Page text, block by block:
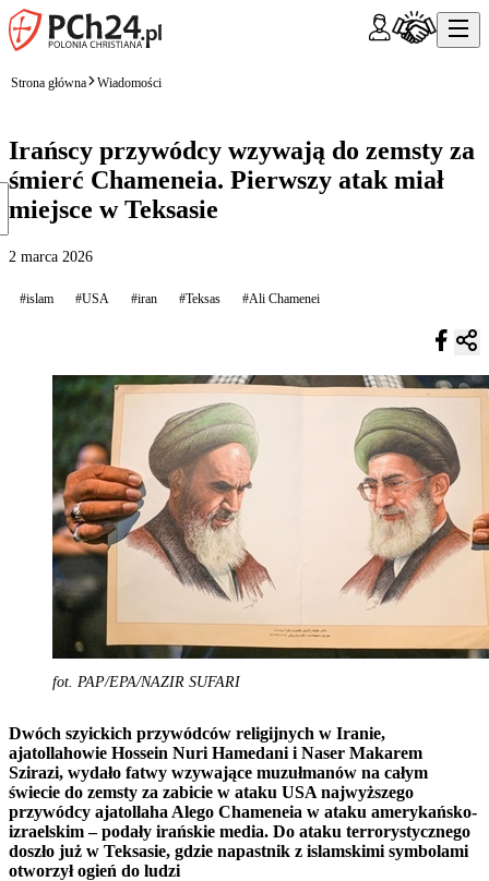
Strona główna Wiadomości
Irańscy przywódcy wzywają do zemsty za
śmierć Chameneia. Pierwszy atak miał
miejsce w Teksasie
2 marca 2026
#islam #USA #iran #Teksas #Ali Chamenei
fot. PAP/EPA/NAZIR SUFARI
Dwóch szyickich przywódców religijnych w Iranie,
ajatollahowie Hossein Nuri Hamedani i Naser Makarem
Szirazi, wydało fatwy wzywające muzułmanów na całym
świecie do zemsty za zabicie w ataku USA najwyższego
przywódcy ajatollaha Alego Chameneia w ataku amerykańsko-
izraelskim – podały irańskie media. Do ataku terrorystycznego
doszło już w Teksasie, gdzie napastnik z islamskimi symbolami
otworzył ogień do ludzi